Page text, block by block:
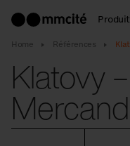
Home Références
Klatovy –